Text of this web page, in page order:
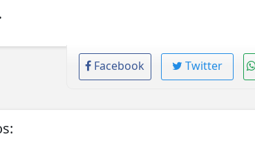
Facebook Twitter